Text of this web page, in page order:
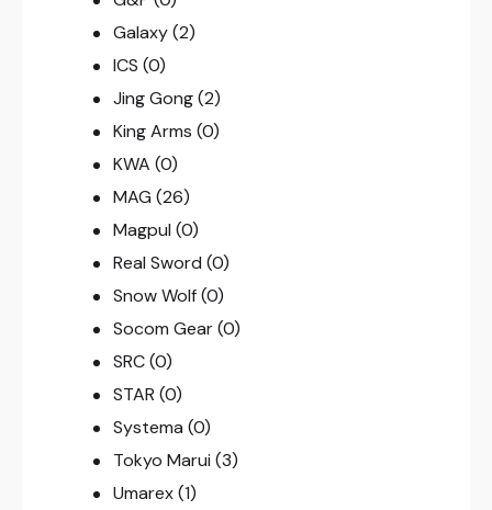
Galaxy (2)
ICS (0)
Jing Gong (2)
King Arms (0)
KWA (0)
MAG (26)
Magpul (0)
Real Sword (0)
Snow Wolf (0)
Socom Gear (0)
SRC (0)
STAR (0)
Systema (0)
Tokyo Marui (3)
Umarex (1)